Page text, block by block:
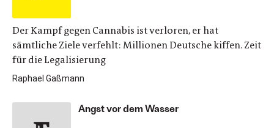
Der Kampf gegen Cannabis ist verloren, er hat
sämtliche Ziele verfehlt: Millionen Deutsche kiffen. Zeit
für die Legalisierung
Raphael Gaßmann
Angst vor dem Wasser